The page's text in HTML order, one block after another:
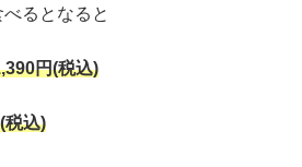
るとなると
円(税込)
税込)